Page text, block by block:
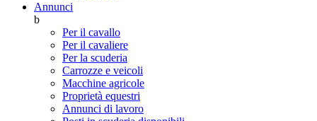
Annunci
b
Per il cavallo
Per il cavaliere
Per la scuderia
Carrozze e veicoli
Macchine agricole
Proprietà equestri
Annunci di lavoro